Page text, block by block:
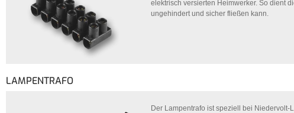
elektrisch versierten Heimwerker. So dient
ungehindert und sicher fließen kann.
LAMPENTRAFO
Der Lampentrafo ist speziell bei Niedervolt-